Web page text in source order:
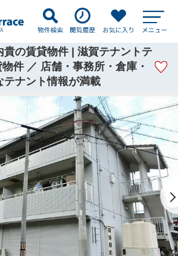
貴の賃貸物件 | 滋賀テナントテ
件 ／ 店舗・事務所・倉庫・
テナント情報が満載